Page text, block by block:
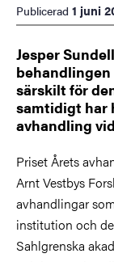
Publicerad 1 juni
Jesper
särskilt för
samtidigt har
avhandling
Priset Årets
Arnt Vestbys
avhandlingar
institution och
Sahlgrenska